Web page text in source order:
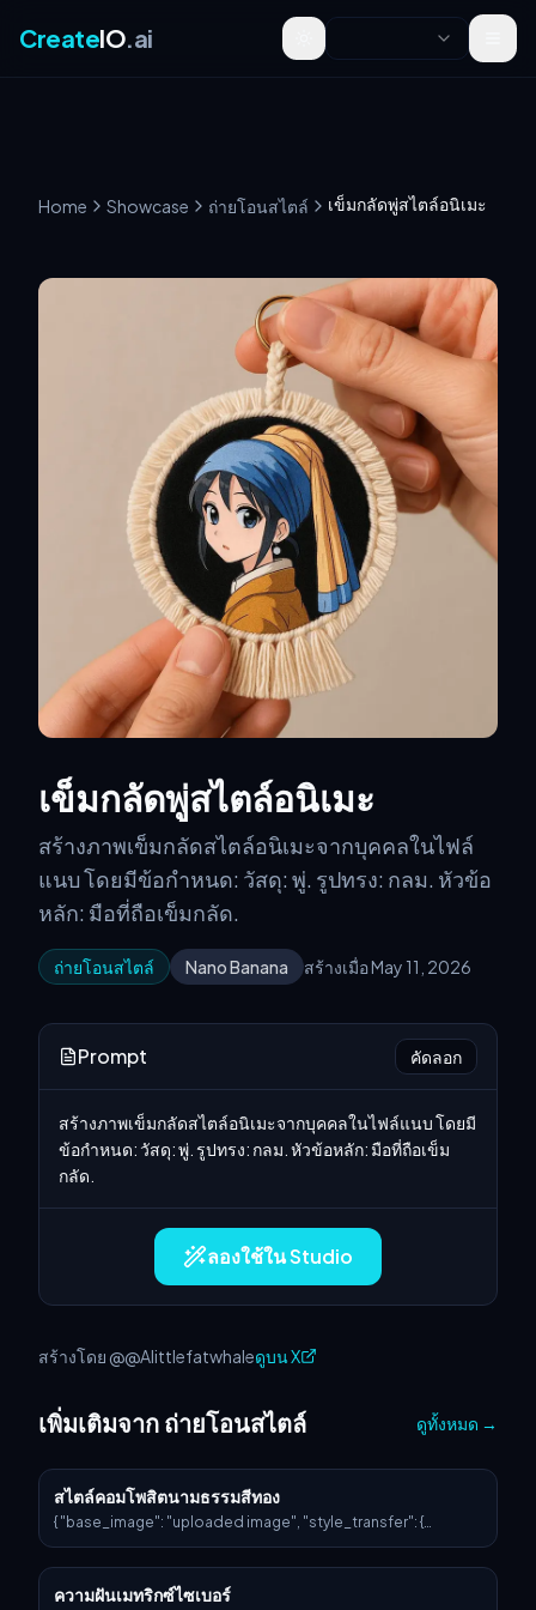
CreateIO.ai Toggle theme
Home Showcase ถ่ายโอนสไตล์ เข็มกลัดพู่สไตล์อนิเมะ
เข็มกลัดพู่สไตล์อนิเมะ
สร้างภาพเข็มกลัดสไตล์อนิเมะจากบุคคลในไฟล์
แนบ โดยมีข้อกำหนด: วัสดุ: พู่. รูปทรง: กลม. หัวข้อ
หลัก: มือที่ถือเข็มกลัด.
ถ่ายโอนสไตล์ Nano Banana สร้างเมื่อ May 11, 2026
Prompt คัดลอก
สร้างภาพเข็มกลัดสไตล์อนิเมะจากบุคคลในไฟล์แนบ โดยมี
ข้อกำหนด: วัสดุ: พู่. รูปทรง: กลม. หัวข้อหลัก: มือที่ถือเข็ม
กลัด.
ลองใช้ใน Studio
สร้างโดย @@Alittlefatwhaleดูบน X
เพิ่มเติมจาก ถ่ายโอนสไตล์ ดูทั้งหมด →
สไตล์คอมโพสิตนามธรรมสีทอง
{ "base_image": "uploaded image", "style_transfer": {
คล้ายกาแล็กซี", "lighting": "แสงขอบแบบภาพยนตร์ที่มีไดนามิกพร้อม
ความฝันเมทริกซ์ไซเบอร์